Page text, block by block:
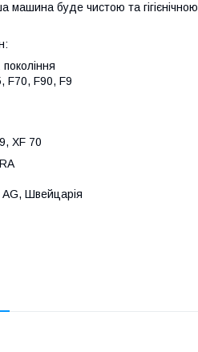
машина буде чистою та
F70, F90, F9
XF 70
Швейцарія